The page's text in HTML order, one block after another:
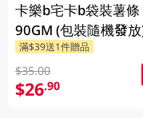
卡樂b宅卡b袋裝薯條
90GM (包裝隨機發
滿$39送1件贈品
$35.00
$26.90